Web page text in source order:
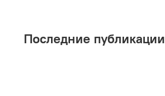
Последние публикации